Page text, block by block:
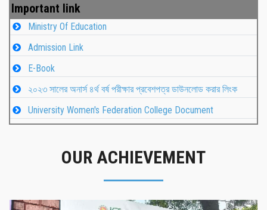
Important link
Ministry Of Education
Admission Link
E-Book
২০২৩ সালের অনার্স ৪র্থ বর্ষ পরীক্ষার প্রবেশপত্র ডাউনলোড করার লিংক
University Women's Federation College Document
OUR ACHIEVEMENT